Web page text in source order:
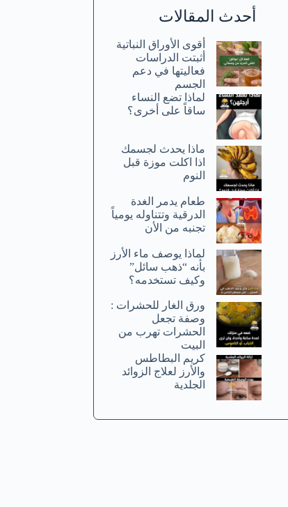
أحدث المقالات
أقوى الأوراق النباتية
أثبتت الدراسات
فعاليتها في دعم
الجسم
لماذا تضع النساء
ساقاً على أخرى؟
ماذا يحدث لجسمك
اذا اكلت موزة قبل
النوم
طعام يدمر الغدة
الدرقية وتتناوله يومياً
تجنبه من الأن
لماذا يوصف ماء الأرز
بأنه “ذهب سائل”
وكيف تستخدمه؟
ورق الغار للحشرات :
وصفة تجعل
الحشرات تهرب من
البيت
كريم البطاطس
والأرز لعلاج الزوائد
الجلدية